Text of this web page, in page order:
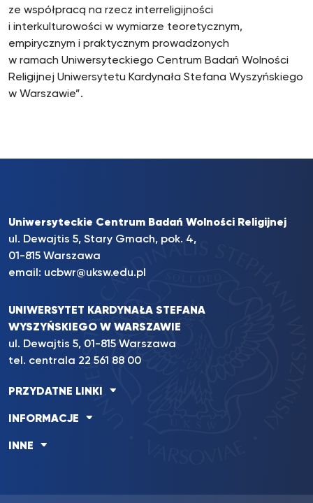
ze współpracą na rzecz interreligijności
i interkulturowości w wymiarze teoretycznym,
empirycznym i praktycznym prowadzonych
w ramach Uniwersyteckiego Centrum Badań Wolności
Religijnej Uniwersytetu Kardynała Stefana Wyszyńskiego
w Warszawie”.
Uniwersyteckie Centrum Badań Wolności Religijnej
ul. Dewajtis 5, Stary Gmach, pok. 4,
01-815 Warszawa
email: ucbwr@uksw.edu.pl
UNIWERSYTET KARDYNAŁA STEFANA
WYSZYŃSKIEGO W WARSZAWIE
ul. Dewajtis 5, 01-815 Warszawa
tel. centrala 22 561 88 00
PRZYDATNE LINKI
INFORMACJE
INNE